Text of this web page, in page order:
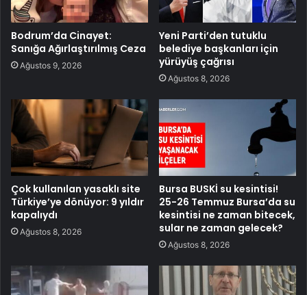
Bodrum’da Cinayet:
Sanığa Ağırlaştırılmış Ceza
Ağustos 9, 2026
Yeni Parti’den tutuklu
belediye başkanları için
yürüyüş çağrısı
Ağustos 8, 2026
Çok kullanılan yasaklı site
Türkiye’ye dönüyor: 9 yıldır
kapalıydı
Ağustos 8, 2026
Bursa BUSKİ su kesintisi!
25-26 Temmuz Bursa’da su
kesintisi ne zaman bitecek,
sular ne zaman gelecek?
Ağustos 8, 2026